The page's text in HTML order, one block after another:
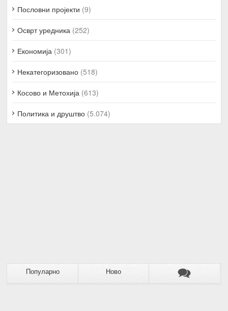
Пословни пројекти (9)
Осврт уредника (252)
Економија (301)
Некатегоризовано (518)
Косово и Метохија (613)
Политика и друштво (5.074)
Популарно Ново